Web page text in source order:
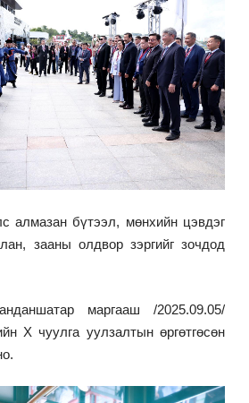
алмазан бүтээл, мөнхийн цэвдэг
зааны олдвор зэргийг зочдод
маргааш /2025.09.05/
X чуулга уулзалтын өргөтгөсөн